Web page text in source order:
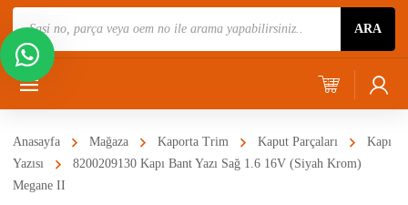
Ara
ARA
Anasayfa Mağaza Kaporta Trim Kaput Parçaları
Kapı
Yazısı
8200209130 Kapı Bant Yazı Sağ 1.6 16V (Siyah Krom)
Megane II